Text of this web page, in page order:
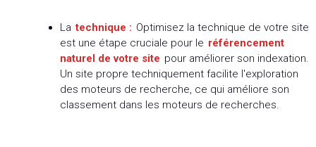
La technique : Optimisez la technique de votre site
est une étape cruciale pour le référencement
naturel de votre site pour améliorer son indexation.
Un site propre techniquement facilite l'exploration
des moteurs de recherche, ce qui améliore son
classement dans les moteurs de recherches.